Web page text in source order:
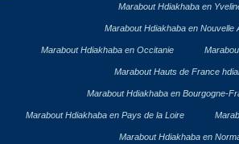
Marabout Hdiakhaba en
Marabout Hdiakhaba en Nouvelle
Marabout Hdiakhaba en Occitanie
Marabout Hauts de France
Marabout Hdiakhaba en Bourgogne-
Marabout Hdiakhaba en Pays de la Loire
Marabout Hdiakhaba en